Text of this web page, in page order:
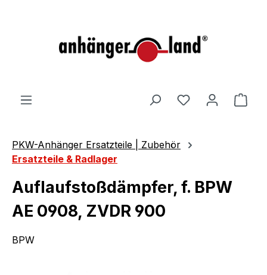
PKW-Anhänger Ersatzteile | Zubehör
Ersatzteile & Radlager
Auflaufstoßdämpfer, f. BPW
AE 0908, ZVDR 900
BPW